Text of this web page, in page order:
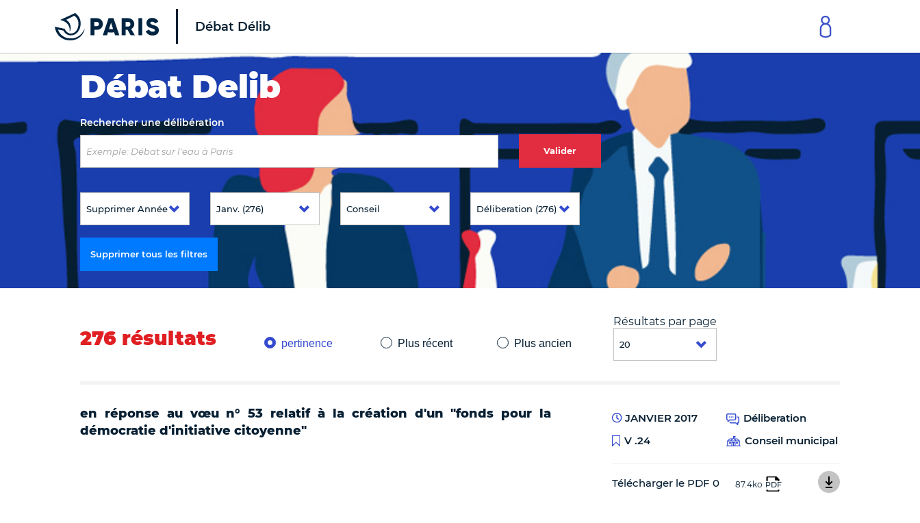
Top of the page
Débat Délib
Débat Delib
Rechercher une délibération
Valider
Supprimer tous les filtres
276 résultats pertinence Plus récent Plus ancien
Résultats par page
en réponse au vœu n° 53 relatif à la création d'un "fonds pour la
démocratie d'initiative citoyenne"
JANVIER 2017
Déliberation
V .24
Conseil municipal
Télécharger le PDF 0 87.4ko PDF